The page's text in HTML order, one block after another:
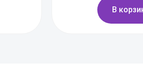
В